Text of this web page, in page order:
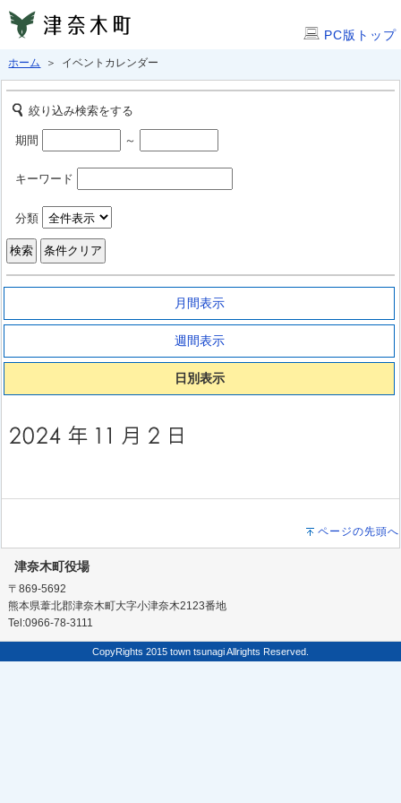
PC版トップ
ホーム ＞ イベントカレンダー
絞り込み検索をする
期間 ～
キーワード
分類
月間表示
週間表示
日別表示
ページの先頭へ
津奈木町役場
〒869-5692
熊本県葦北郡津奈木町大字小津奈木2123番地
Tel:0966-78-3111
CopyRights 2015 town tsunagi Allrights Reserved.